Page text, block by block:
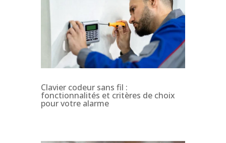
Clavier codeur sans fil :
fonctionnalités et critères de choix
pour votre alarme